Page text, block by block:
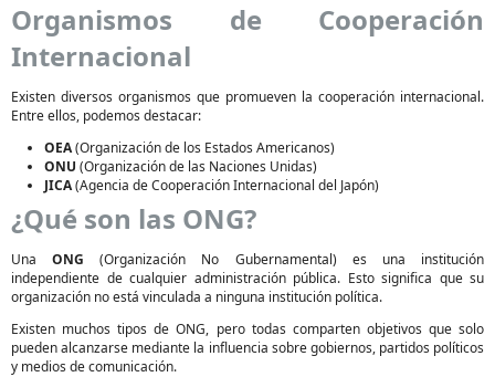
Organismos de Cooperación
Internacional
Existen diversos organismos que promueven la cooperación internacional.
Entre ellos, podemos destacar:
OEA(Organización de los Estados Americanos)
ONU (Organización de las Naciones Unidas)
JICA(Agencia de Cooperación Internacional del Japón)
¿Qué son las ONG?
UnaONG (Organización No Gubernamental) es una institución
independiente de cualquier administración pública. Esto significa que su
organización no está vinculada a ninguna institución política.
Existen muchos tipos de ONG, pero todas comparten objetivos que solo
pueden alcanzarse mediante la influencia sobre gobiernos, partidos políticos
y medios de comunicación.